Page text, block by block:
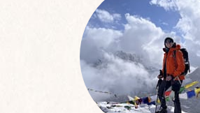
Jeg glæder mig til en hyggelig aften
Vandrehilsner fra
Anne Smedegaard Thomsen
OBS: Vi gør opmærksom på, at dette